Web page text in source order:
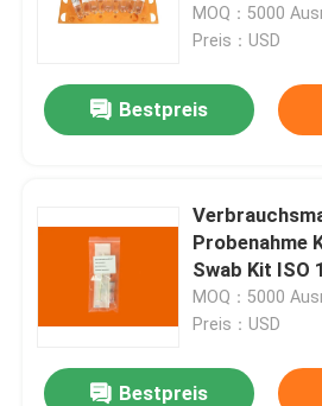
Haus
Videos
Nukleinsäure
CER
MOQ：5000
Preis：USD
Bestpreis
Probenahme
Swab Kit ISO
MOQ：5000
Preis：USD
Bestpreis